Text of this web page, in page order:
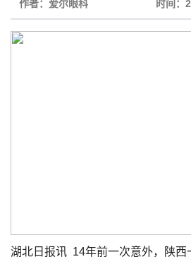
作者：爱尔眼科 时间：
湖北日报讯 14年前一次意外，陕西